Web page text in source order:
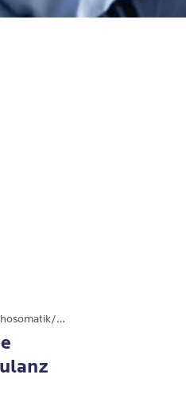
Ambulanz, Arztpraxis / MVZ, Psychosomatik/Psychiatrie